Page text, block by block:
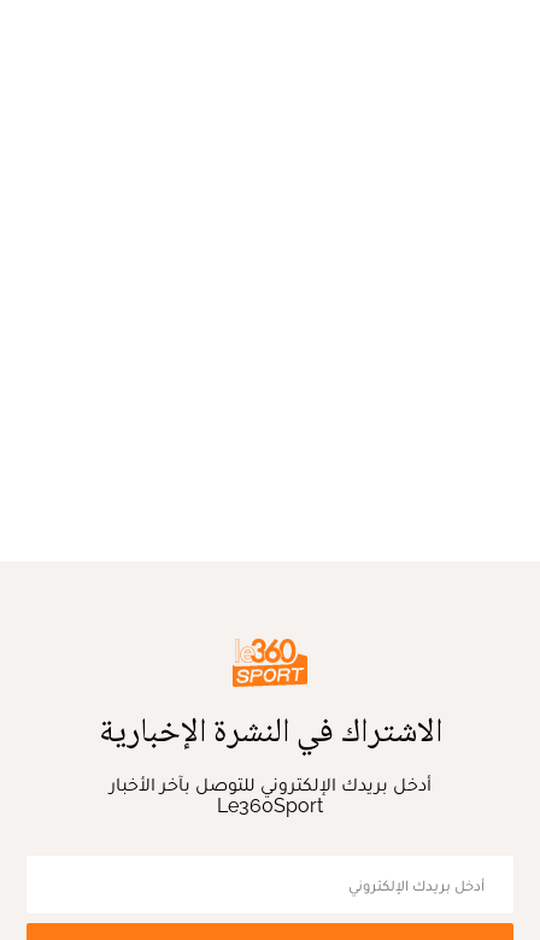
الاشتراك في النشرة الإخبارية
أدخل بريدك الإلكتروني للتوصل بآخر الأخبار
Le360Sport